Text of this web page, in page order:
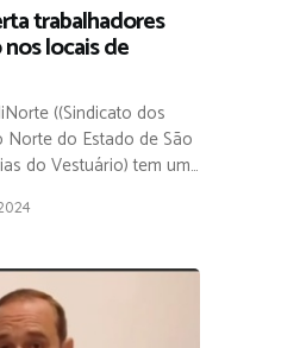
trabalhadores
locais de
((Sindicato dos
do Estado de São
do Vestuário) tem um…